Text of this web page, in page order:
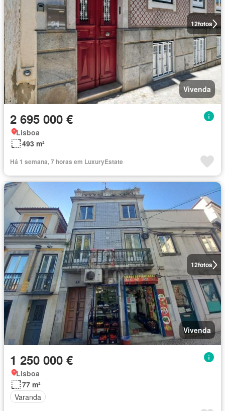
12fotos
Vivenda
2 695 000 €
Lisboa
493 m²
Há 1 semana, 7 horas em LuxuryEstate
12fotos
Vivenda
1 250 000 €
Lisboa
77 m²
Varanda